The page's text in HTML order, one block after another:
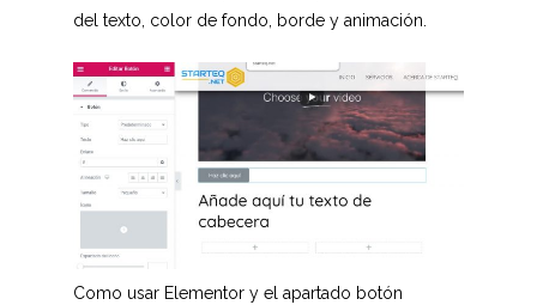
del texto, color de fondo, borde y animación.
Como usar Elementor y el apartado botón